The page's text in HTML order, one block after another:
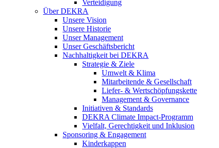
Verteidigung
Über DEKRA
Unsere Vision
Unsere Historie
Unser Management
Unser Geschäftsbericht
Nachhaltigkeit bei DEKRA
Strategie & Ziele
Umwelt & Klima
Mitarbeitende & Gesellschaft
Liefer- & Wertschöpfungskette
Management & Governance
Initiativen & Standards
DEKRA Climate Impact-Programm
Vielfalt, Gerechtigkeit und Inklusion​
Sponsoring & Engagement
Kinderkappen